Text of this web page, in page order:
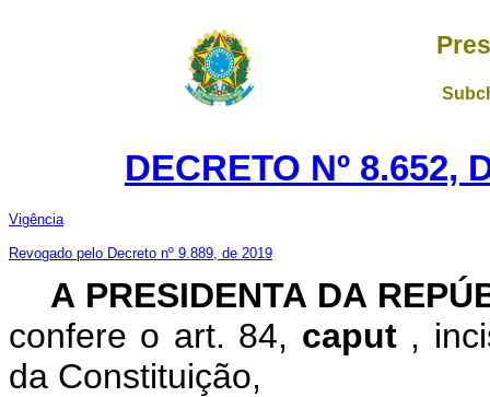
DECRETO Nº 8.652,
Vigência
Revogado pelo Decreto nº 9.889, de 2019
A PRESIDENTA DA
confere o art. 84, caput ,
da Constituição,